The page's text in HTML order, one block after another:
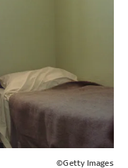
©Getty Images